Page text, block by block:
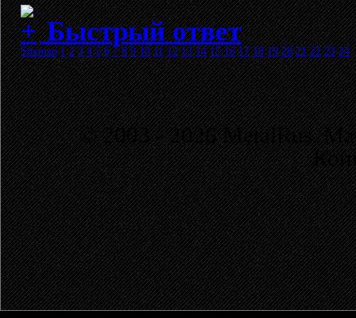
Быстрый ответ
Sitemap 1 2 3 4 5 6 7 8 9 10 11 12 13 14 15 16 17 18 19 20 21 22 23 24
© 2003 - 2026 MetalRus.